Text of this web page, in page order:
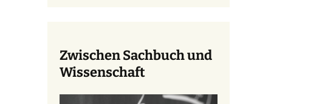
Zwischen Sachbuch und
Wissenschaft